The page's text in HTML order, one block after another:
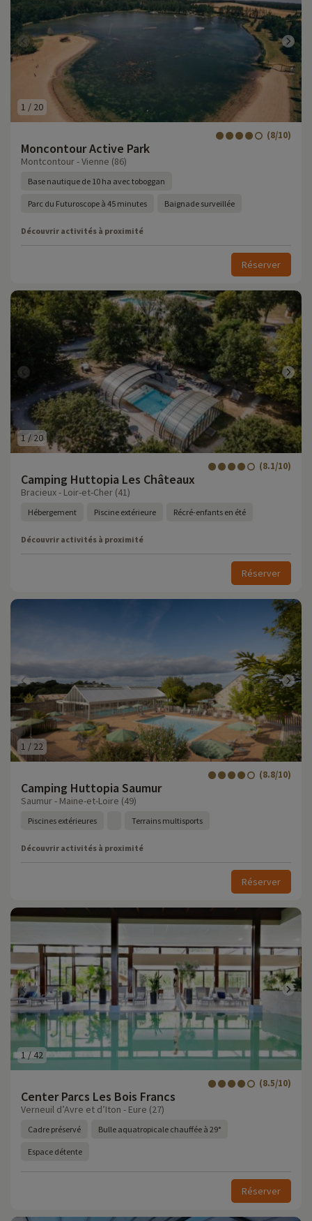
1 / 20
Moncontour Active Park
(8/10)
Montcontour - Vienne (86)
Base nautique de 10 ha avec toboggan
Parc du Futuroscope à 45 minutes Baignade surveillée
Découvrir activités à proximité
Réserver
1/ 20
Camping Huttopia Les Châteaux
(8.1/10)
Bracieux - Loir-et-Cher (41)
Hébergement Piscine extérieure Récré-enfants en été
Découvrir activités à proximité
Réserver
1 / 22
Camping Huttopia Saumur
(8.8/10)
Saumur - Maine-et-Loire (49)
Piscines extérieures Terrains multisports
Découvrir activités à proximité
Réserver
1/42
Center Parcs Les Bois Francs
(8.5/10)
Verneuil d’Avre et d’Iton - Eure (27)
Cadre préservé Bulle aquatropicale chauffée à 29°
Espace détente
Réserver